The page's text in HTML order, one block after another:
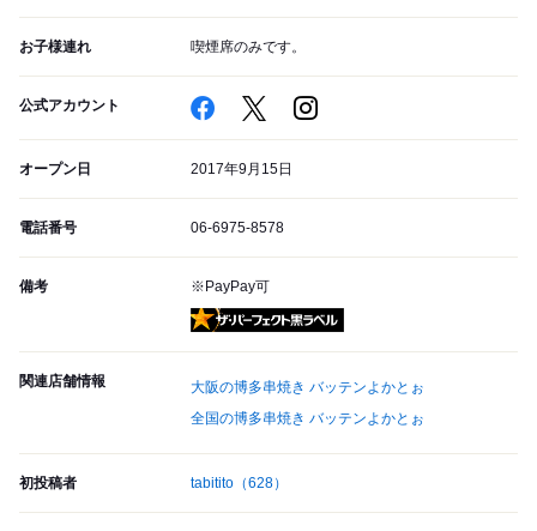
お子様連れ 喫煙席のみです。
公式アカウント
オープン日 2017年9月15日
電話番号 06-6975-8578
備考
※PayPay可
関連店舗情報
大阪の博多串焼き バッテンよかとぉ
全国の博多串焼き バッテンよかとぉ
初投稿者 tabitito （628）